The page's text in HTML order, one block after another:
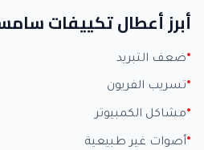
أبرز أعطال تكييفات
ضعف التبريد
تسريب الفريون
مشاكل الكمبيوتر
أصوات غير طبيعية